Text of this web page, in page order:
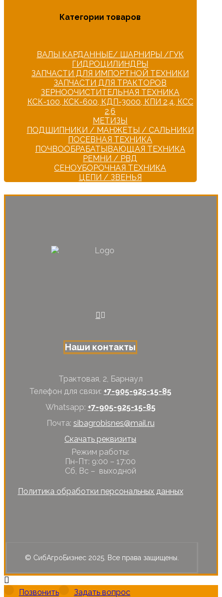
Категории товаров
ВАЛЫ КАРДАННЫЕ/ ШАРНИРЫ /ГУК
ГИДРОЦИЛИНДРЫ
ЗАПЧАСТИ ДЛЯ ИМПОРТНОЙ ТЕХНИКИ
ЗАПЧАСТИ ДЛЯ ТРАКТОРОВ
ЗЕРНООЧИСТИТЕЛЬНАЯ ТЕХНИКА
КСК-100, КСК-600, КДП-3000, КПИ 2,4, КСС
2,6
МЕТИЗЫ
ПОДШИПНИКИ / МАНЖЕТЫ / САЛЬНИКИ
ПОСЕВНАЯ ТЕХНИКА
ПОЧВООБРАБАТЫВАЮЩАЯ ТЕХНИКА
РЕМНИ / РВД
СЕНОУБОРОЧНАЯ ТЕХНИКА
ЦЕПИ / ЗВЕНЬЯ
Наши контакты
Трактовая, 2, Барнаул
Телефон для связи: +7-905-925-15-85
Whatsapp: +7-905-925-15-85
Почта: sibagrobisnes@mail.ru
Скачать реквизиты
Режим работы:
Пн-Пт: 9:00 – 17:00
Сб, Вс – выходной
Политика обработки персональных данных
© СибАгроБизнес 2025. Все права защищены.
Позвонить Задать вопрос